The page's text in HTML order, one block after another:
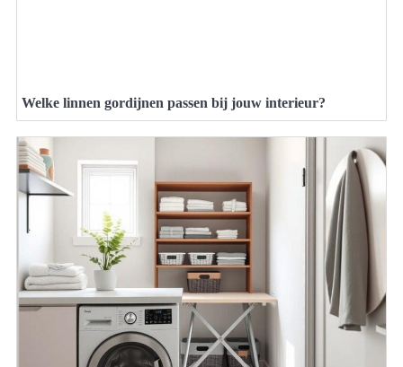
Welke linnen gordijnen passen bij jouw interieur?